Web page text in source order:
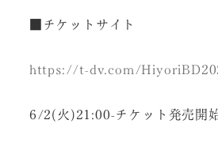
■チケットサイト
https://t-dv.com/
6/2(火)21:00-チケット発売開